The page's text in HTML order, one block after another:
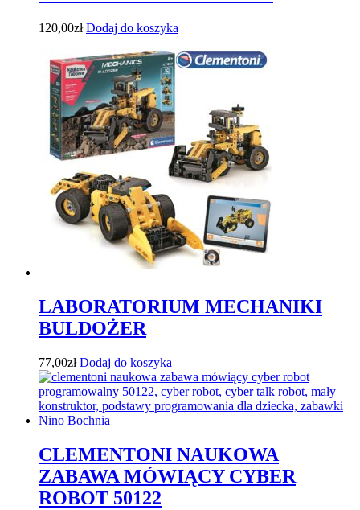
120,00zł Dodaj do koszyka
LABORATORIUM MECHANIKI
BULDOŻER
77,00zł Dodaj do koszyka
CLEMENTONI NAUKOWA
ZABAWA MÓWIĄCY CYBER
ROBOT 50122